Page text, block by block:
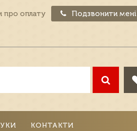
про оплату Подзвонити мені
КОНТАКТИ